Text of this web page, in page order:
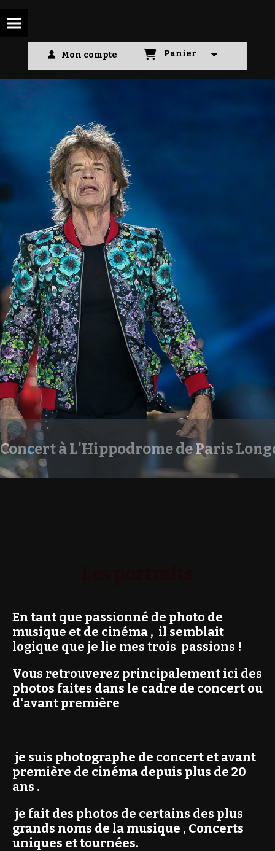
Mon compte Panier
à L'Hippodrome de Paris
En tant que passionné de photo de
musique et de cinéma , il semblait
logique que je lie mes trois passions !
Vous retrouverez principalement ici des
photos faites dans le cadre de concert ou
d‘avant première
je suis photographe de concert et avant
première de cinéma depuis plus de 20
ans .
je fait des photos de certains des plus
grands noms de la musique , Concerts
uniques et tournées.